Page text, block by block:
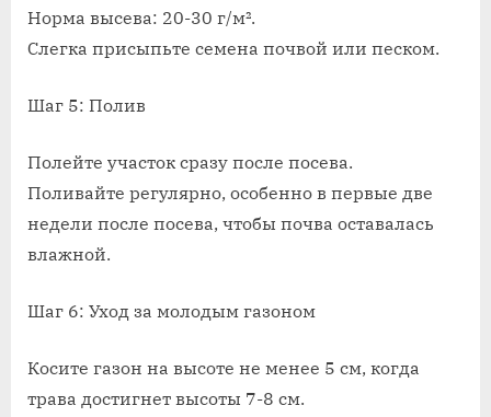
Норма высева: 20-30 г/м².
Слегка присыпьте семена почвой или песком.
Шаг 5: Полив
Полейте участок сразу после посева.
Поливайте регулярно, особенно в первые две
недели после посева, чтобы почва оставалась
влажной.
Шаг 6: Уход за молодым газоном
Косите газон на высоте не менее 5 см, когда
трава достигнет высоты 7-8 см.